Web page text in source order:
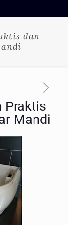
dan
Praktis
Mandi